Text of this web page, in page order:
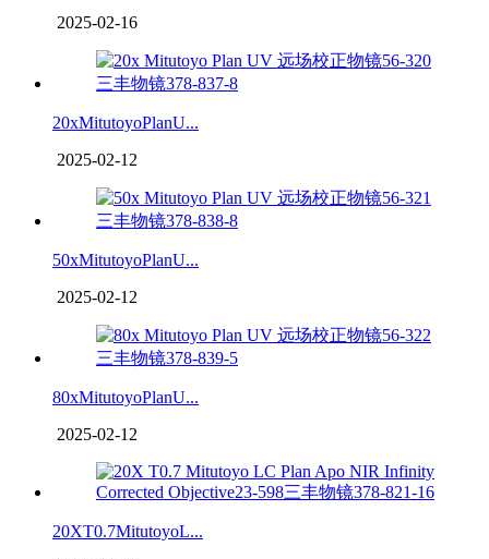
2025-02-16
20xMitutoyoPlanU...
2025-02-12
50xMitutoyoPlanU...
2025-02-12
80xMitutoyoPlanU...
2025-02-12
20XT0.7MitutoyoL...